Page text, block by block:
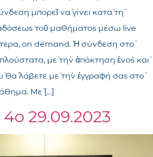
μπορεῖ νὰ γίνει κατὰ τὴ
τοῦ μαθήματος μέσω live
on demand. Ἡ σύνδεση στὸ
μὲ τὴν ἀπόκτηση ἑνὸς καὶ
θὰ λάβετε μὲ τὴν ἐγγραφή σας στὸ
Μὲ […]
29.09.2023